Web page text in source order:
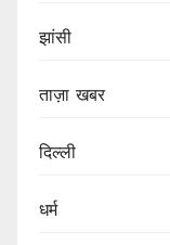
झांसी
ताज़ा खबर
दिल्ली
धर्म